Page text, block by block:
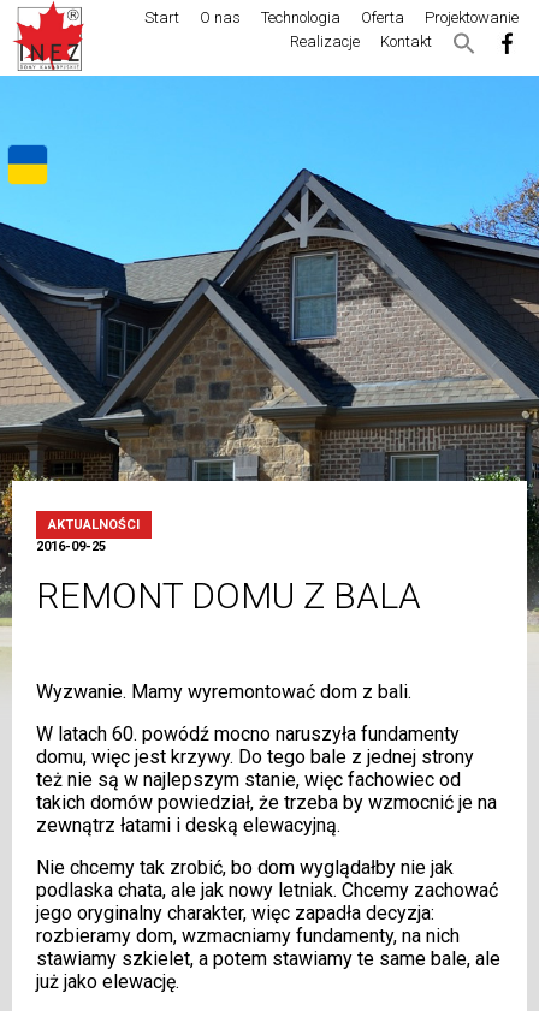
Start O nas Technologia Oferta
Projektowanie
Realizacje
Kontakt
AKTUALNOŚCI
2016-09-25
REMONT DOMU Z BALA
Wyzwanie. Mamy wyremontować dom z bali.
W latach 60. powódź mocno naruszyła fundamenty
domu, więc jest krzywy. Do tego bale z jednej strony
też nie są w najlepszym stanie, więc fachowiec od
takich domów powiedział, że trzeba by wzmocnić je na
zewnątrz łatami i deską elewacyjną.
Nie chcemy tak zrobić, bo dom wyglądałby nie jak
podlaska chata, ale jak nowy letniak. Chcemy zachować
jego oryginalny charakter, więc zapadła decyzja:
rozbieramy dom, wzmacniamy fundamenty, na nich
stawiamy szkielet, a potem stawiamy te same bale, ale
już jako elewację.